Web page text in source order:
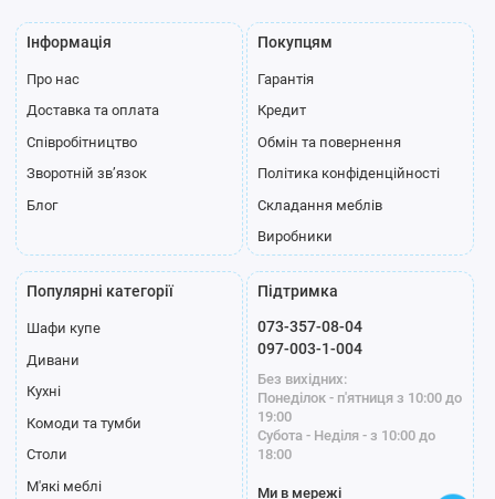
Інформація
Про нас
Доставка та оплата
Співробітництво
Зворотній зв’язок
Блог
Покупцям
Гарантія
Кредит
Обмін та повернення
Політика конфіденційності
Складання меблів
Виробники
Популярні категорії
Шафи купе
Дивани
Кухні
Комоди та тумби
Столи
М'які меблі
Підтримка
073-357-08-04
097-003-1-004
Без вихідних:
Понеділок - п'ятниця з 10:00 до
19:00
Субота - Неділя - з 10:00 до
18:00
Ми в мережі